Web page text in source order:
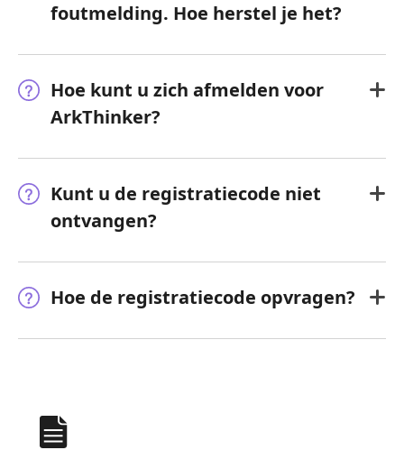
foutmelding. Hoe herstel je het?
Hoe kunt u zich afmelden voor
ArkThinker?
Kunt u de registratiecode niet
ontvangen?
Hoe de registratiecode opvragen?